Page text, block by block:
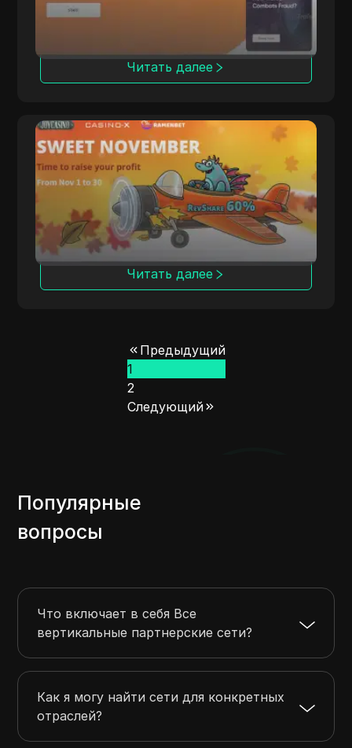
Читать далее
PoshFriends
PoshFriends сотрудничает с ведущими
брендами казино, предлагая гибридные
модели комиссионных.
Читать далее
Предыдущий
1
2
Следующий
Популярные
вопросы
Что включает в себя Все
вертикальные партнерские сети?
Как я могу найти сети для конкретных
отраслей?